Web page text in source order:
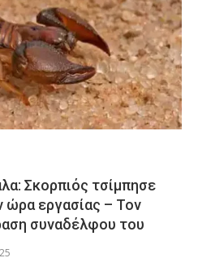
Σκορπιός τσίμπησε
ώρα εργασίας – Τον
συναδέλφου του